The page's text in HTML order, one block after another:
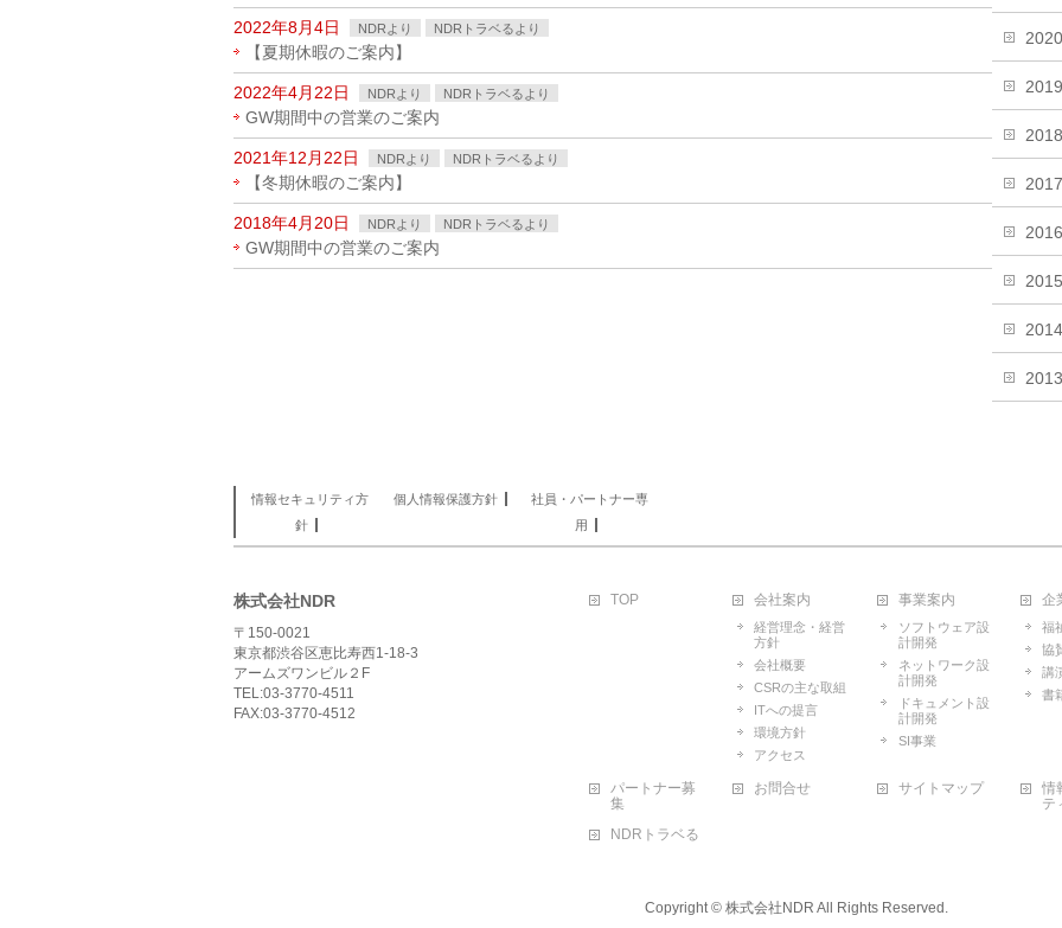
2022年8月4日 NDRより NDRトラベるより
【夏期休暇のご案内】
2022年4月22日 NDRより NDRトラベるより
GW期間中の営業のご案内
2021年12月22日 NDRより NDRトラベるより
【冬期休暇のご案内】
2018年4月20日 NDRより NDRトラベるより
GW期間中の営業のご案内
情報セキュリティ方
針
個人情報保護方針
社員・パートナー専
用
株式会社NDR
〒150-0021
東京都渋谷区恵比寿西1-18-3
アームズワンビル２F
TEL:03-3770-4511
FAX:03-3770-4512
TOP 会社案内
経営理念・経営
方針
会社概要
CSRの主な取組
ITへの提言
環境方針
アクセス
事業案内
ソフトウェア設
計開発
ネットワーク設
計開発
ドキュメント設
計開発
SI事業
企
福
協
講
書
パートナー募
集
お問合せ サイトマップ
情
テ
NDRトラベる
Copyright © 株式会社NDR All Rights Reserved.